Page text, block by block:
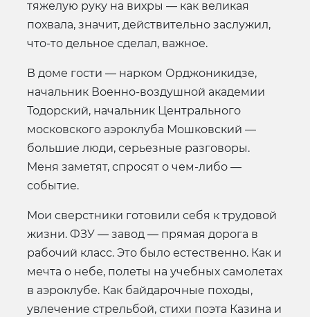
тяжелую руку на вихры — как великая
похвала, значит, действительно заслужил,
что-то дельное сделал, важное.
В доме гости — нарком Орджоникидзе,
начальник Военно-воздушной академии
Тодорский, начальник Центрального
московского аэроклуба Мошковский —
большие люди, серьезные разговоры.
Меня заметят, спросят о чем-либо —
событие.
Мои сверстники готовили себя к трудовой
жизни. ФЗУ — завод — прямая дорога в
рабочий класс. Это было естественно. Как и
мечта о небе, полеты на учебных самолетах
в аэроклубе. Как байдарочные походы,
увлечение стрельбой, стихи поэта Казина и